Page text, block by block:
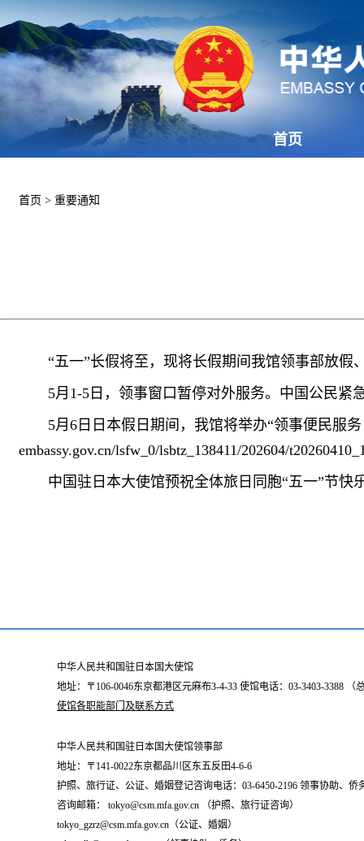
首页
首页 > 重要通知
“五一”长假将至，现将长假期间我馆领事部放
5月1-5日，领事窗口暂停对外服务。中国公民紧
5月6日日本假日期间，我馆将举办“领事便民服
embassy.gov.cn/lsfw_0/lsbtz_138411/202604/
中国驻日本大使馆预祝全体旅日同胞“五一”节快
中华人民共和国驻日本国大使馆
地址：〒106-0046东京都港区元麻布3-4-33 使馆电话：03-3403-3388 （
使馆各职能部门及联系方式
中华人民共和国驻日本国大使馆领事部
地址：〒141-0022东京都品川区东五反田4-6-6
护照、旅行证、公证、婚姻登记咨询电话：03-6450-2196 领事协助、侨
咨询邮箱： tokyo@csm.mfa.gov.cn （护照、旅行证咨询）
tokyo_gzrz@csm.mfa.gov.cn（公证、婚姻）